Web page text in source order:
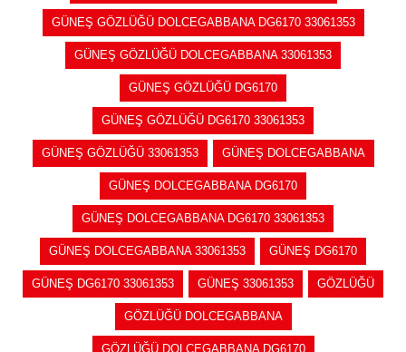
GÜNEŞ GÖZLÜĞÜ DOLCEGABBANA DG6170 33061353
GÜNEŞ GÖZLÜĞÜ DOLCEGABBANA 33061353
GÜNEŞ GÖZLÜĞÜ DG6170
GÜNEŞ GÖZLÜĞÜ DG6170 33061353
GÜNEŞ GÖZLÜĞÜ 33061353 GÜNEŞ DOLCEGABBANA
GÜNEŞ DOLCEGABBANA DG6170
GÜNEŞ DOLCEGABBANA DG6170 33061353
GÜNEŞ DOLCEGABBANA 33061353 GÜNEŞ DG6170
GÜNEŞ DG6170 33061353 GÜNEŞ 33061353 GÖZLÜĞÜ
GÖZLÜĞÜ DOLCEGABBANA
GÖZLÜĞÜ DOLCEGABBANA DG6170